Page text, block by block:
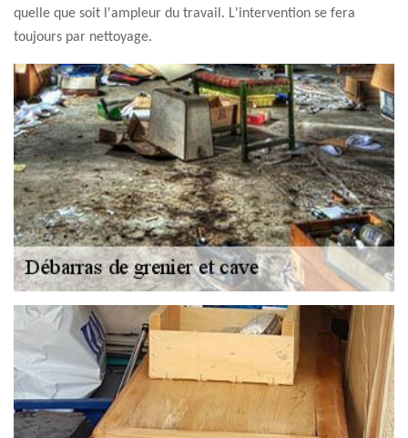
quelle que soit l'ampleur du travail. L'intervention se fera
toujours par nettoyage.